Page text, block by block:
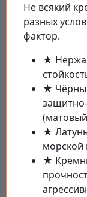
Не всякий
разных
фактор.
★
★
★
морской
★